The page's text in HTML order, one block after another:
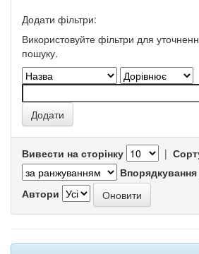
Додати фільтри:
Використовуйте фільтри для
пошуку.
Вивести на сторінку |
Впорядкування
Автори